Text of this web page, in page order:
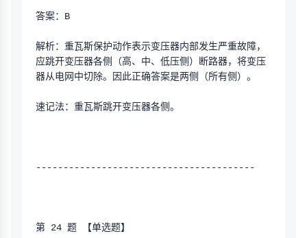
答案：B
解析：重瓦斯保护动作表示变压器内部发生严重故障，
应跳开变压器各侧（高、中、低压侧）断路器，将变压
器从电网中切除。因此正确答案是两侧（所有侧）。
速记法：重瓦斯跳开变压器各侧。
----------------------------------------
第 24 题 【单选题】